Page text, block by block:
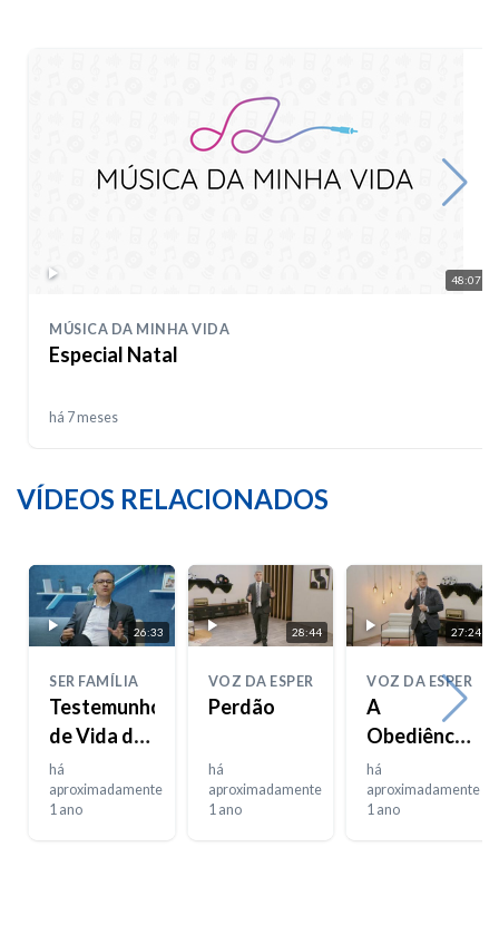
48:07
MÚSICA DA MINHA VIDA
Especial Natal
há 7 meses
VÍDEOS RELACIONADOS
26:33
SER FAMÍLIA
Testemunho
de Vida do
Casal
Barbosa
há
aproximadamente
1 ano
28:44
VOZ DA ESPERANÇA
Perdão
há
aproximadamente
1 ano
27:24
VOZ DA
A
Obediência
da Fé
há
aproximadamente
1 ano